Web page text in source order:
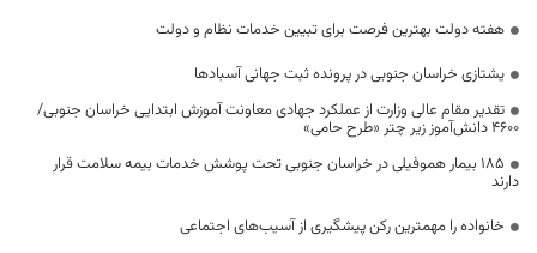
هفته دولت بهترین فرصت برای تبیین خدمات نظام و دولت
یشتازی خراسان جنوبی در پرونده ثبت جهانی آسبادها
تقدیر مقام عالی وزارت از عملکرد جهادی معاونت آموزش ابتدایی خراسان جنوبی/
۴۶۰۰ دانش‌آموز زیر چتر «طرح حامی»
۱۸۵ بیمار هموفیلی در خراسان جنوبی تحت پوشش خدمات بیمه سلامت قرار
دارند
خانواده را مهمترین رکن پیشگیری از آسیب‌های اجتماعی